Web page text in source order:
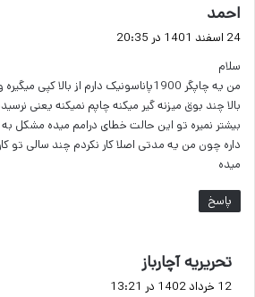
احمد
24 اسفند 1401 در 20:35
سلام
من یه چاپگر 1900پاناسونیک دارم از بالا
بالا چند بوق میزنه گیر میکنه چاپم نمیکنه یعنی
بیشتر نمیره تو این حالت خطای درامم میده مشکل به
داره چون من یه مدتی اصلا کار نکردم چند سالی تو
میده
پاسخ
تحریریه آچارباز
ف
12 خرداد 1402 در 13:21